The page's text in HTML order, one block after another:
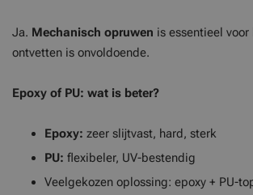
Ja. Mechanisch opruwen is essentieel
ontvetten is onvoldoende.
Epoxy of PU: wat is beter?
Epoxy: zeer slijtvast, hard, sterk
PU: flexibeler, UV-bestendig
Veelgekozen oplossing: epoxy + PU-